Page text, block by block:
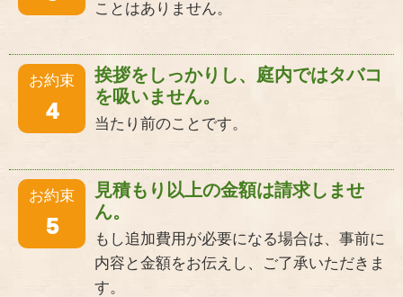
ことはありません。
お約束
4
挨拶をしっかりし、庭内ではタバコ
を吸いません。
当たり前のことです。
お約束
5
見積もり以上の金額は請求しませ
ん。
もし追加費用が必要になる場合は、事前に
内容と金額をお伝えし、ご了承いただきま
す。